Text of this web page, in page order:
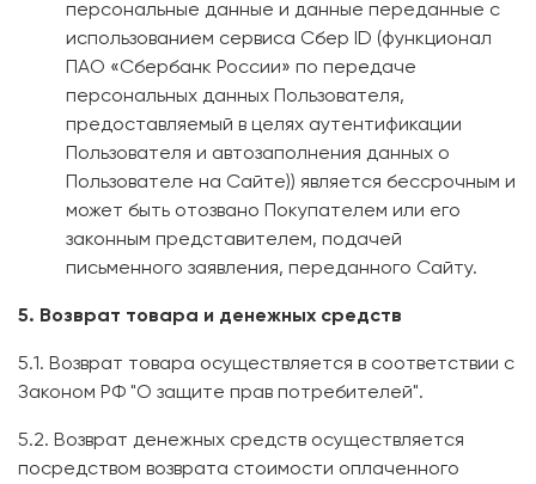
персональные данные и данные переданные с
использованием сервиса Сбер ID (функционал
ПАО «Сбербанк России» по передаче
персональных данных Пользователя,
предоставляемый в целях аутентификации
Пользователя и автозаполнения данных о
Пользователе на Сайте)) является бессрочным и
может быть отозвано Покупателем или его
законным представителем, подачей
письменного заявления, переданного Сайту.
5. Возврат товара и денежных средств
5.1. Возврат товара осуществляется в соответствии с
Законом РФ "О защите прав потребителей".
5.2. Возврат денежных средств осуществляется
посредством возврата стоимости оплаченного